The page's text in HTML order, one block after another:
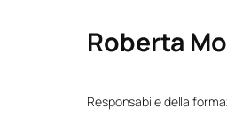
Roberta
Responsabile della